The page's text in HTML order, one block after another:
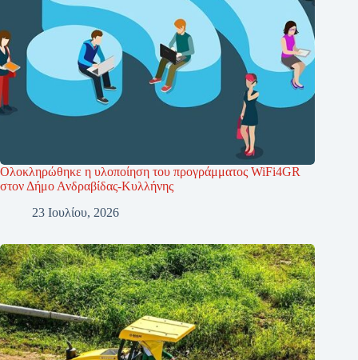
Ολοκληρώθηκε η υλοποίηση του προγράμματος WiFi4GR
στον Δήμο Ανδραβίδας-Κυλλήνης
23 Ιουλίου, 2026